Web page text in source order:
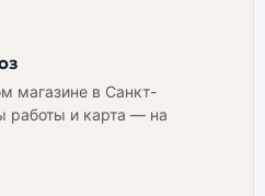
магазине в Санкт-
работы и карта — на